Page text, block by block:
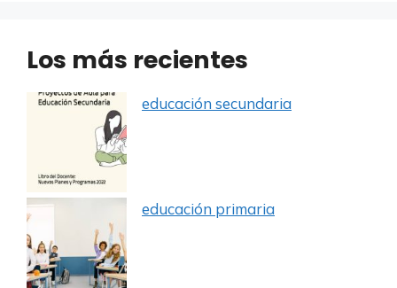
Los más recientes
educación secundaria
educación primaria